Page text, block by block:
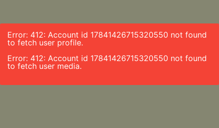
Error: 412: Account id 17841426715320550 not found
to fetch user profile.
Error: 412: Account id 17841426715320550 not found
to fetch user media.